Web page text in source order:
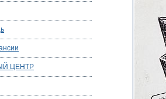
ЦЕНТР